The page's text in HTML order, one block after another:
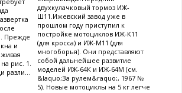
Прежде
и
рис. 1.
двухкулачковый тормоз ИЖ-
Ш11.Ижевский завод уже в
прошлом году приступил к
постройке мотоциклов ИЖ-К11
(для кросса) и ИЖ-М11 (для
многоборья). Они представляют
собой дальнейшее развитие
моделей ИЖ-64К и ИЖ-64М (см.
&laquo;За рулем&raquo;, 1967 №
5). Новые мотоциклы на 5 кг легче